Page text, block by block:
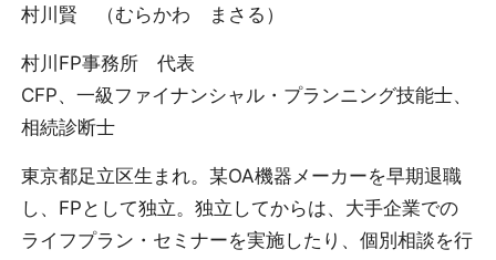
村川賢 （むらかわ まさる）
村川FP事務所 代表
CFP、一級ファイナンシャル・プランニング技能士、
相続診断士
東京都足立区生まれ。某OA機器メーカーを早期退職
し、FPとして独立。独立してからは、大手企業での
ライフプラン・セミナーを実施したり、個別相談を行